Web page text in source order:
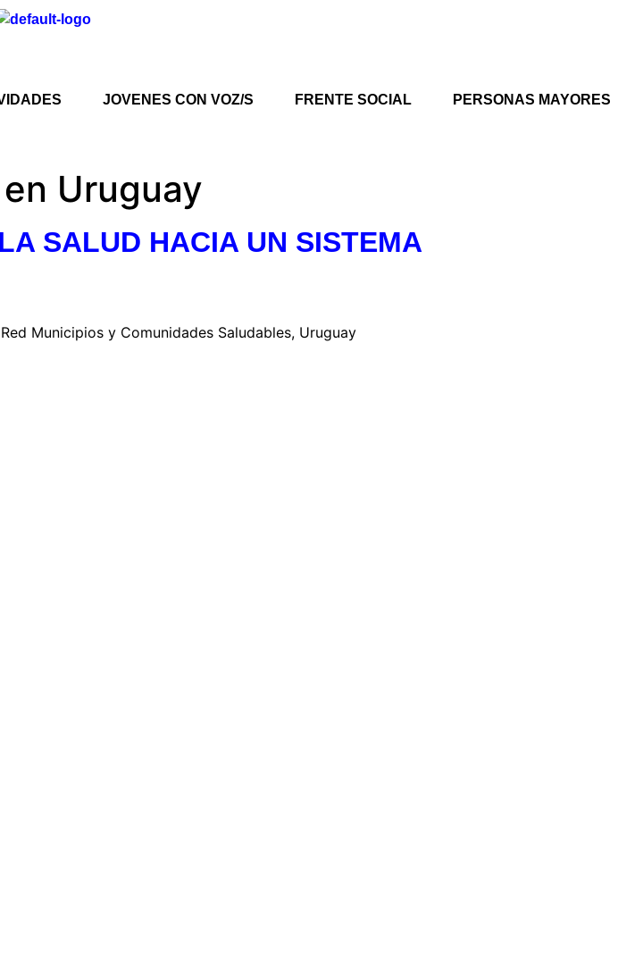
JOVENES CON VOZ/S FRENTE SOCIAL PERSONAS MAYORES
Uruguay
SALUD HACIA UN SISTEMA
Municipios y Comunidades Saludables, Uruguay